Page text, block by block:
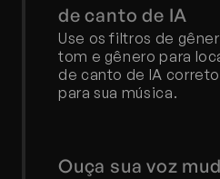
de canto de IA
Use os filtros de
tom e gênero para
de canto de IA
para sua música.
Ouça sua voz